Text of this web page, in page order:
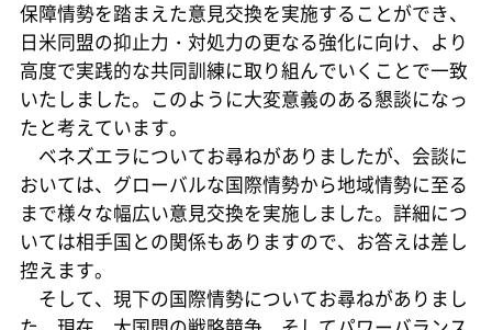
保障情勢を踏まえた意見交換を実施することができ、
日米同盟の抑止力・対処力の更なる強化に向け、より
高度で実践的な共同訓練に取り組んでいくことで一致
いたしました。このように大変意義のある懇談になっ
たと考えています。
ベネズエラについてお尋ねがありましたが、会談に
おいては、グローバルな国際情勢から地域情勢に至る
まで様々な幅広い意見交換を実施しました。詳細につ
いては相手国との関係もありますので、お答えは差し
控えます。
そして、現下の国際情勢についてお尋ねがありまし